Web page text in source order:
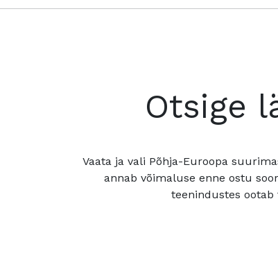
Otsige
Vaata ja vali Põhja-Euroopa
annab võimaluse enne ostu
teenindustes